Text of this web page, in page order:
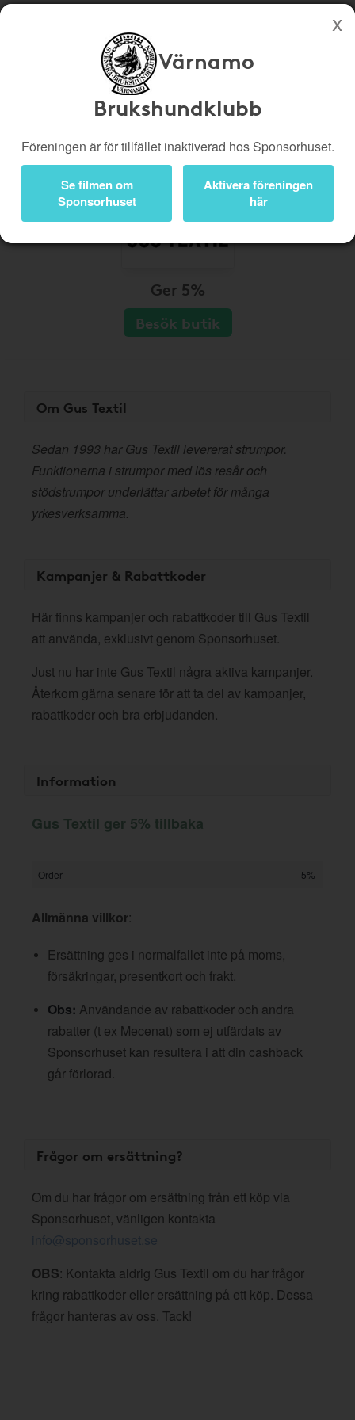
Köp genom denna sida stöttar Värnamo Brukshundklubb
Bli medlem
Logga in
Värnamo
Brukshundklubb
Föreningen är för tillfället inaktiverad hos Sponsorhuset.
Se filmen om
Sponsorhuset
Aktivera föreningen
här
Ger 5%
Besök butik
Om Gus Textil
Sedan 1993 har Gus Textil levererat strumpor.
Funktionerna i strumpor med lös resår och
stödstrumpor underlättar arbetet för många
yrkesverksamma.
Kampanjer & Rabattkoder
Här finns kampanjer och rabattkoder till Gus Textil
att använda, exklusivt genom Sponsorhuset.
Just nu har inte Gus Textil några aktiva kampanjer.
Återkom gärna senare för att ta del av kampanjer,
rabattkoder och bra erbjudanden.
Information
Gus Textil ger 5% tillbaka
Order 5%
Allmänna villkor:
Ersättning ges i normalfallet inte på moms,
försäkringar, presentkort och frakt.
Obs: Användande av rabattkoder och andra
rabatter (t ex Mecenat) som ej utfärdats av
Sponsorhuset kan resultera i att din cashback
går förlorad.
Frågor om ersättning?
Om du har frågor om ersättning från ett köp via
Sponsorhuset, vänligen kontakta
info@sponsorhuset.se
OBS: Kontakta aldrig Gus Textil om du har frågor
kring rabattkoder eller ersättning på ett köp. Dessa
frågor hanteras av oss. Tack!